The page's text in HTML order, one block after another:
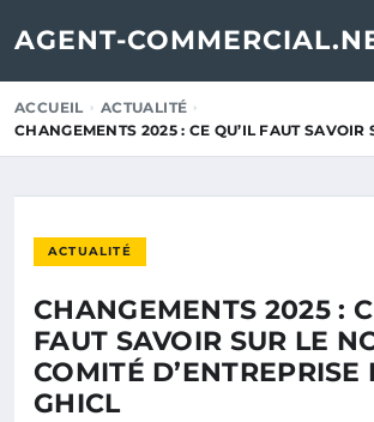
AGENT-
ACCUEIL
ACTUALITÉ
CHANGEMENTS 2025 : CE QU’IL FAUT SAVOIR
ACTUALITÉ
CHANGEMENTS 2025 :
FAUT SAVOIR SUR LE
COMITÉ D’ENTREPRISE
GHICL